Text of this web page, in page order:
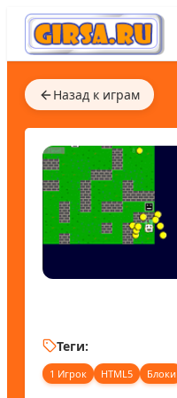
Назад к играм
Теги:
1 Игрок HTML5 Блоки